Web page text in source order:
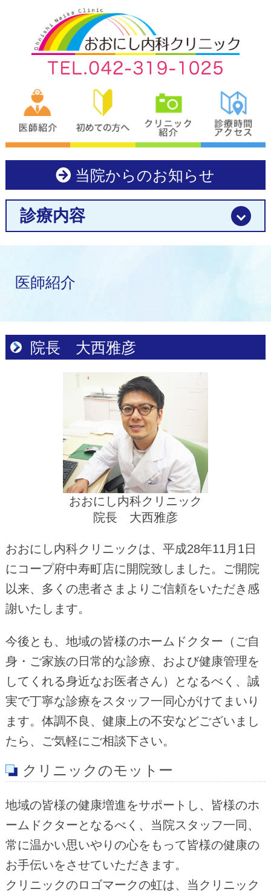
当院からのお知らせ
診療内容
医師紹介
院長 大西雅彦
おおにし内科クリニック
院長 大西雅彦
おおにし内科クリニックは、平成28年11月1日
にコープ府中寿町店に開院致しました。ご開院
以来、多くの患者さまよりご信頼をいただき感
謝いたします。
今後とも、地域の皆様のホームドクター（ご自
身・ご家族の日常的な診療、および健康管理を
してくれる身近なお医者さん）となるべく、誠
実で丁寧な診療をスタッフ一同心がけてまいり
ます。体調不良、健康上の不安などございまし
たら、ご気軽にご相談下さい。
クリニックのモットー
地域の皆様の健康増進をサポートし、皆様のホ
ームドクターとなるべく、当院スタッフ一同、
常に温かい思いやりの心をもって皆様の健康の
お手伝いをさせていただきます。
クリニックのロゴマークの虹は、当クリニック